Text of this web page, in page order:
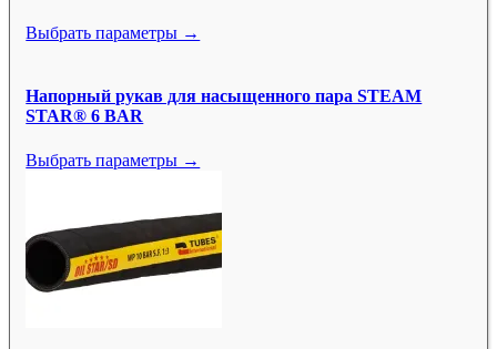
Выбрать параметры →
Напорный рукав для насыщенного пара STEAM
STAR® 6 BAR
Выбрать параметры →